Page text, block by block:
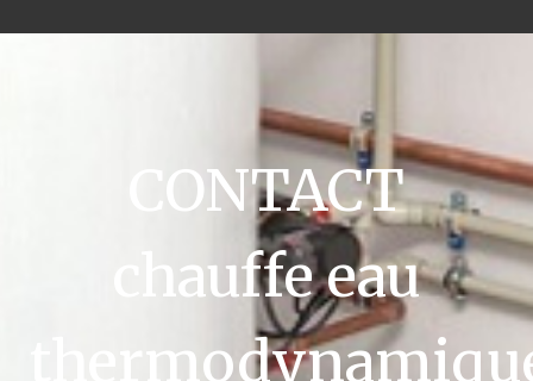
CONTACT
chauffe eau